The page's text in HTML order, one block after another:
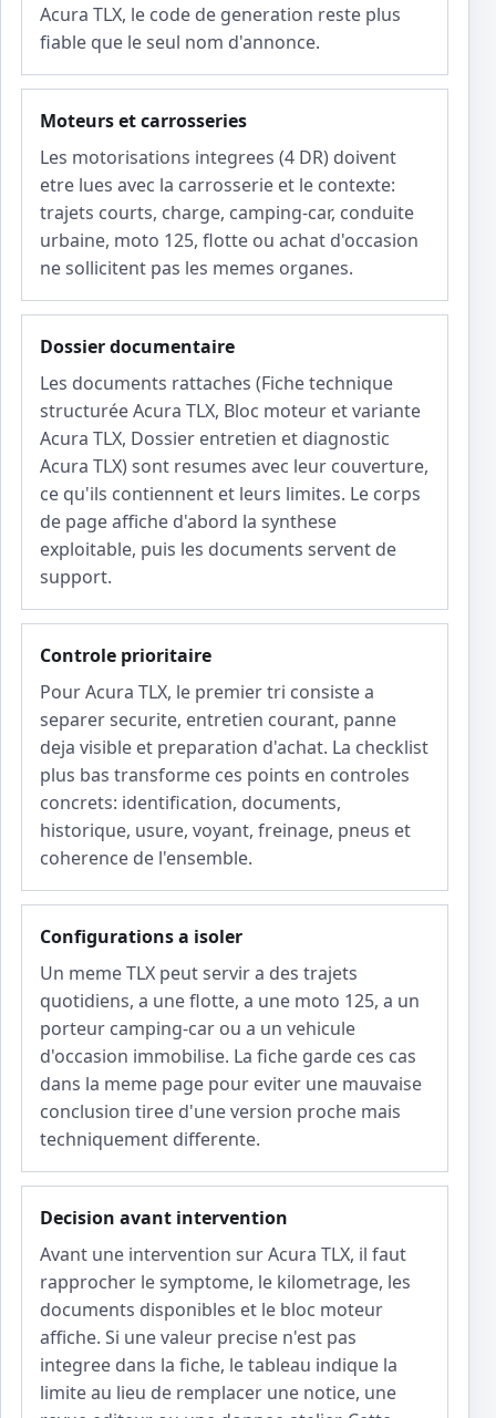
Acura TLX, le code de generation reste plus
fiable que le seul nom d'annonce.
Moteurs et carrosseries
Les motorisations integrees (4 DR) doivent
etre lues avec la carrosserie et le contexte:
trajets courts, charge, camping-car, conduite
urbaine, moto 125, flotte ou achat d'occasion
ne sollicitent pas les memes organes.
Dossier documentaire
Les documents rattaches (Fiche technique
structurée Acura TLX, Bloc moteur et variante
Acura TLX, Dossier entretien et diagnostic
Acura TLX) sont resumes avec leur couverture,
ce qu'ils contiennent et leurs limites. Le corps
de page affiche d'abord la synthese
exploitable, puis les documents servent de
support.
Controle prioritaire
Pour Acura TLX, le premier tri consiste a
separer securite, entretien courant, panne
deja visible et preparation d'achat. La checklist
plus bas transforme ces points en controles
concrets: identification, documents,
historique, usure, voyant, freinage, pneus et
coherence de l'ensemble.
Configurations a isoler
Un meme TLX peut servir a des trajets
quotidiens, a une flotte, a une moto 125, a un
porteur camping-car ou a un vehicule
d'occasion immobilise. La fiche garde ces cas
dans la meme page pour eviter une mauvaise
conclusion tiree d'une version proche mais
techniquement differente.
Decision avant intervention
Avant une intervention sur Acura TLX, il faut
rapprocher le symptome, le kilometrage, les
documents disponibles et le bloc moteur
affiche. Si une valeur precise n'est pas
integree dans la fiche, le tableau indique la
limite au lieu de remplacer une notice, une